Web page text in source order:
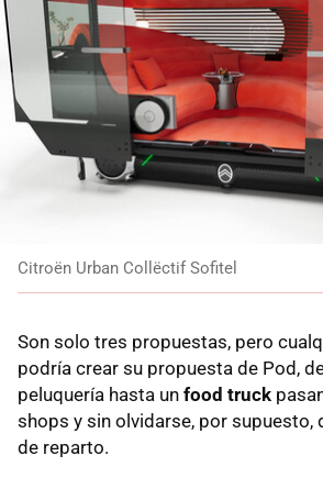
Citroën Urban Collëctif Sofitel
Son solo tres propuestas, pero
podría crear su propuesta de Pod,
peluquería hasta un food truck
shops y sin olvidarse, por supuesto,
de reparto.